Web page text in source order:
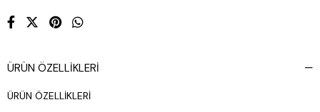
ÜRÜN ÖZELLIKLERI
ÜRÜN ÖZELLİKLERİ